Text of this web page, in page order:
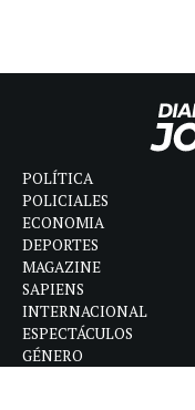
POLÍTICA
POLICIALES
ECONOMIA
DEPORTES
MAGAZINE
SAPIENS
INTERNACIONAL
ESPECTÁCULOS
GÉNERO